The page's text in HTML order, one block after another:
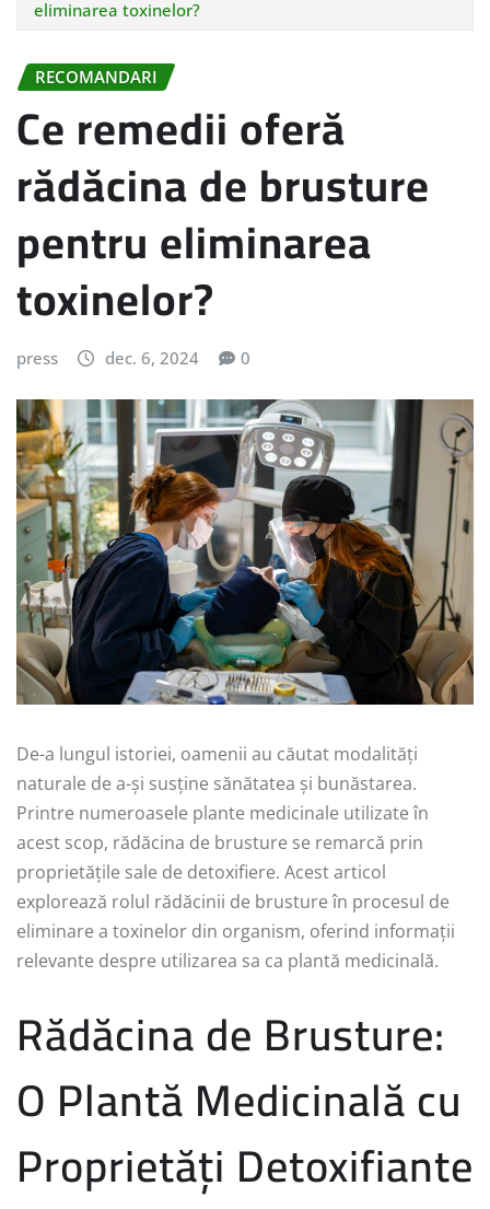
eliminarea toxinelor?
RECOMANDARI
Ce remedii oferă
rădăcina de brusture
pentru eliminarea
toxinelor?
press dec. 6, 2024 0
De-a lungul istoriei, oamenii au căutat modalități
naturale de a-și susține sănătatea și bunăstarea.
Printre numeroasele plante medicinale utilizate în
acest scop, rădăcina de brusture se remarcă prin
proprietățile sale de detoxifiere. Acest articol
explorează rolul rădăcinii de brusture în procesul de
eliminare a toxinelor din organism, oferind informații
relevante despre utilizarea sa ca plantă medicinală.
Rădăcina de Brusture:
O Plantă Medicinală cu
Proprietăți Detoxifiante